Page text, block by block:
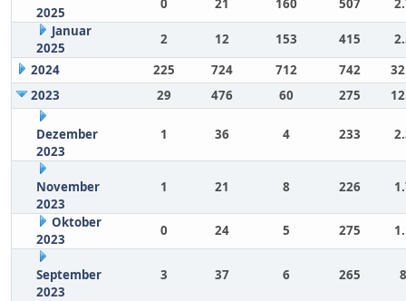
2025
0 21 160 507
Januar
2025
2 12 153 415
2024
225 724 712 742
2023
29 476 60 275
Dezember
2023
1 36 4 233
November
2023
1 21 8 226
Oktober
2023
0 24 5 275
September
2023
3 37 6 265